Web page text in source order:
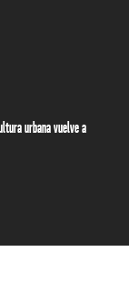
urbana vuelve a